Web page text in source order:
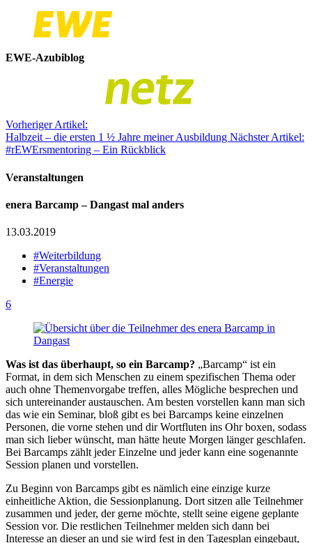
EWE-Azubiblog
Vorheriger Artikel:
Halbzeit – die ersten 1 ½ Jahre meiner Ausbildung Nächster Artikel:
#rEWErsmentoring – Ein Rückblick
Veranstaltungen
enera Barcamp – Dangast mal anders
13.03.2019
#Weiterbildung
#Veranstaltungen
#Energie
6
Was ist das überhaupt, so ein Barcamp? „Barcamp“ ist ein
Format, in dem sich Menschen zu einem spezifischen Thema oder
auch ohne Themenvorgabe treffen, alles Mögliche besprechen und
sich untereinander austauschen. Am besten vorstellen kann man sich
das wie ein Seminar, bloß gibt es bei Barcamps keine einzelnen
Personen, die vorne stehen und dir Wortfluten ins Ohr boxen, sodass
man sich lieber wünscht, man hätte heute Morgen länger geschlafen.
Bei Barcamps zählt jeder Einzelne und jeder kann eine sogenannte
Session planen und vorstellen.
Zu Beginn von Barcamps gibt es nämlich eine einzige kurze
einheitliche Aktion, die Sessionplanung. Dort sitzen alle Teilnehmer
zusammen und jeder, der gerne möchte, stellt seine eigene geplante
Session vor. Die restlichen Teilnehmer melden sich dann bei
Interesse an dieser an und sie wird fest in den Tagesplan eingebaut,